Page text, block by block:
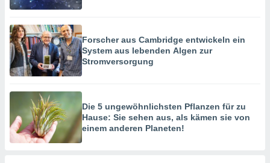
Forscher aus Cambridge entwickeln ein
System aus lebenden Algen zur
Stromversorgung
Die 5 ungewöhnlichsten Pflanzen für zu
Hause: Sie sehen aus, als kämen sie von
einem anderen Planeten!